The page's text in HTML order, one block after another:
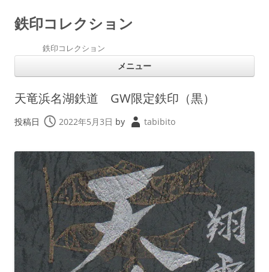
鉄印コレクション
鉄印コレクション
メニュー
天竜浜名湖鉄道 GW限定鉄印（黒）
投稿日 2022年5月3日 by tabibito